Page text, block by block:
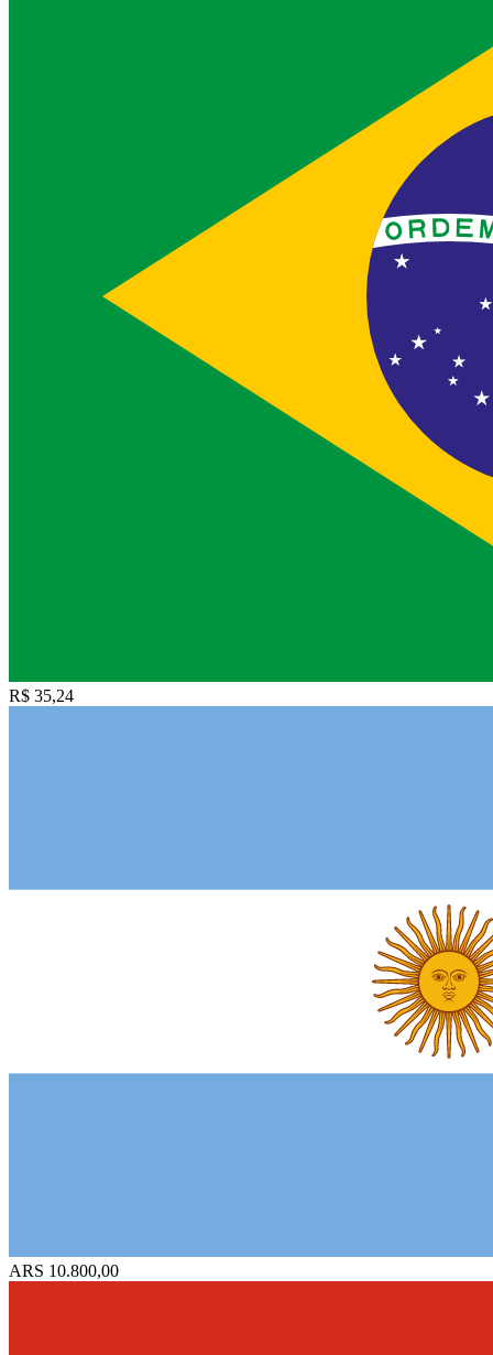
R$ 35,24
ARS 10.800,00